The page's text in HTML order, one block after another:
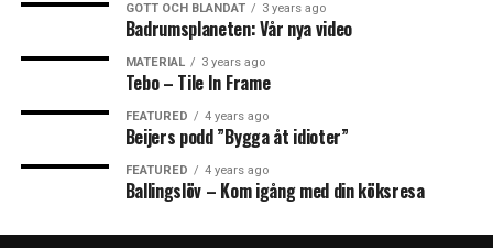
GOTT OCH BLANDAT 3 years ago
Badrumsplaneten: Vår nya video
MATERIAL 3 years ago
Tebo – Tile In Frame
FEATURED 4 years ago
Beijers podd ”Bygga åt idioter”
FEATURED 4 years ago
Ballingslöv – Kom igång med din köksresa